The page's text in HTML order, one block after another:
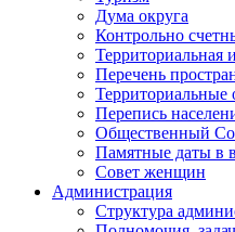
Дума округа
Контрольно
Территориальная
Перечень
Территориальные
Перепись
Общественный
Памятные даты в
Совет женщин
Администрация
Структура